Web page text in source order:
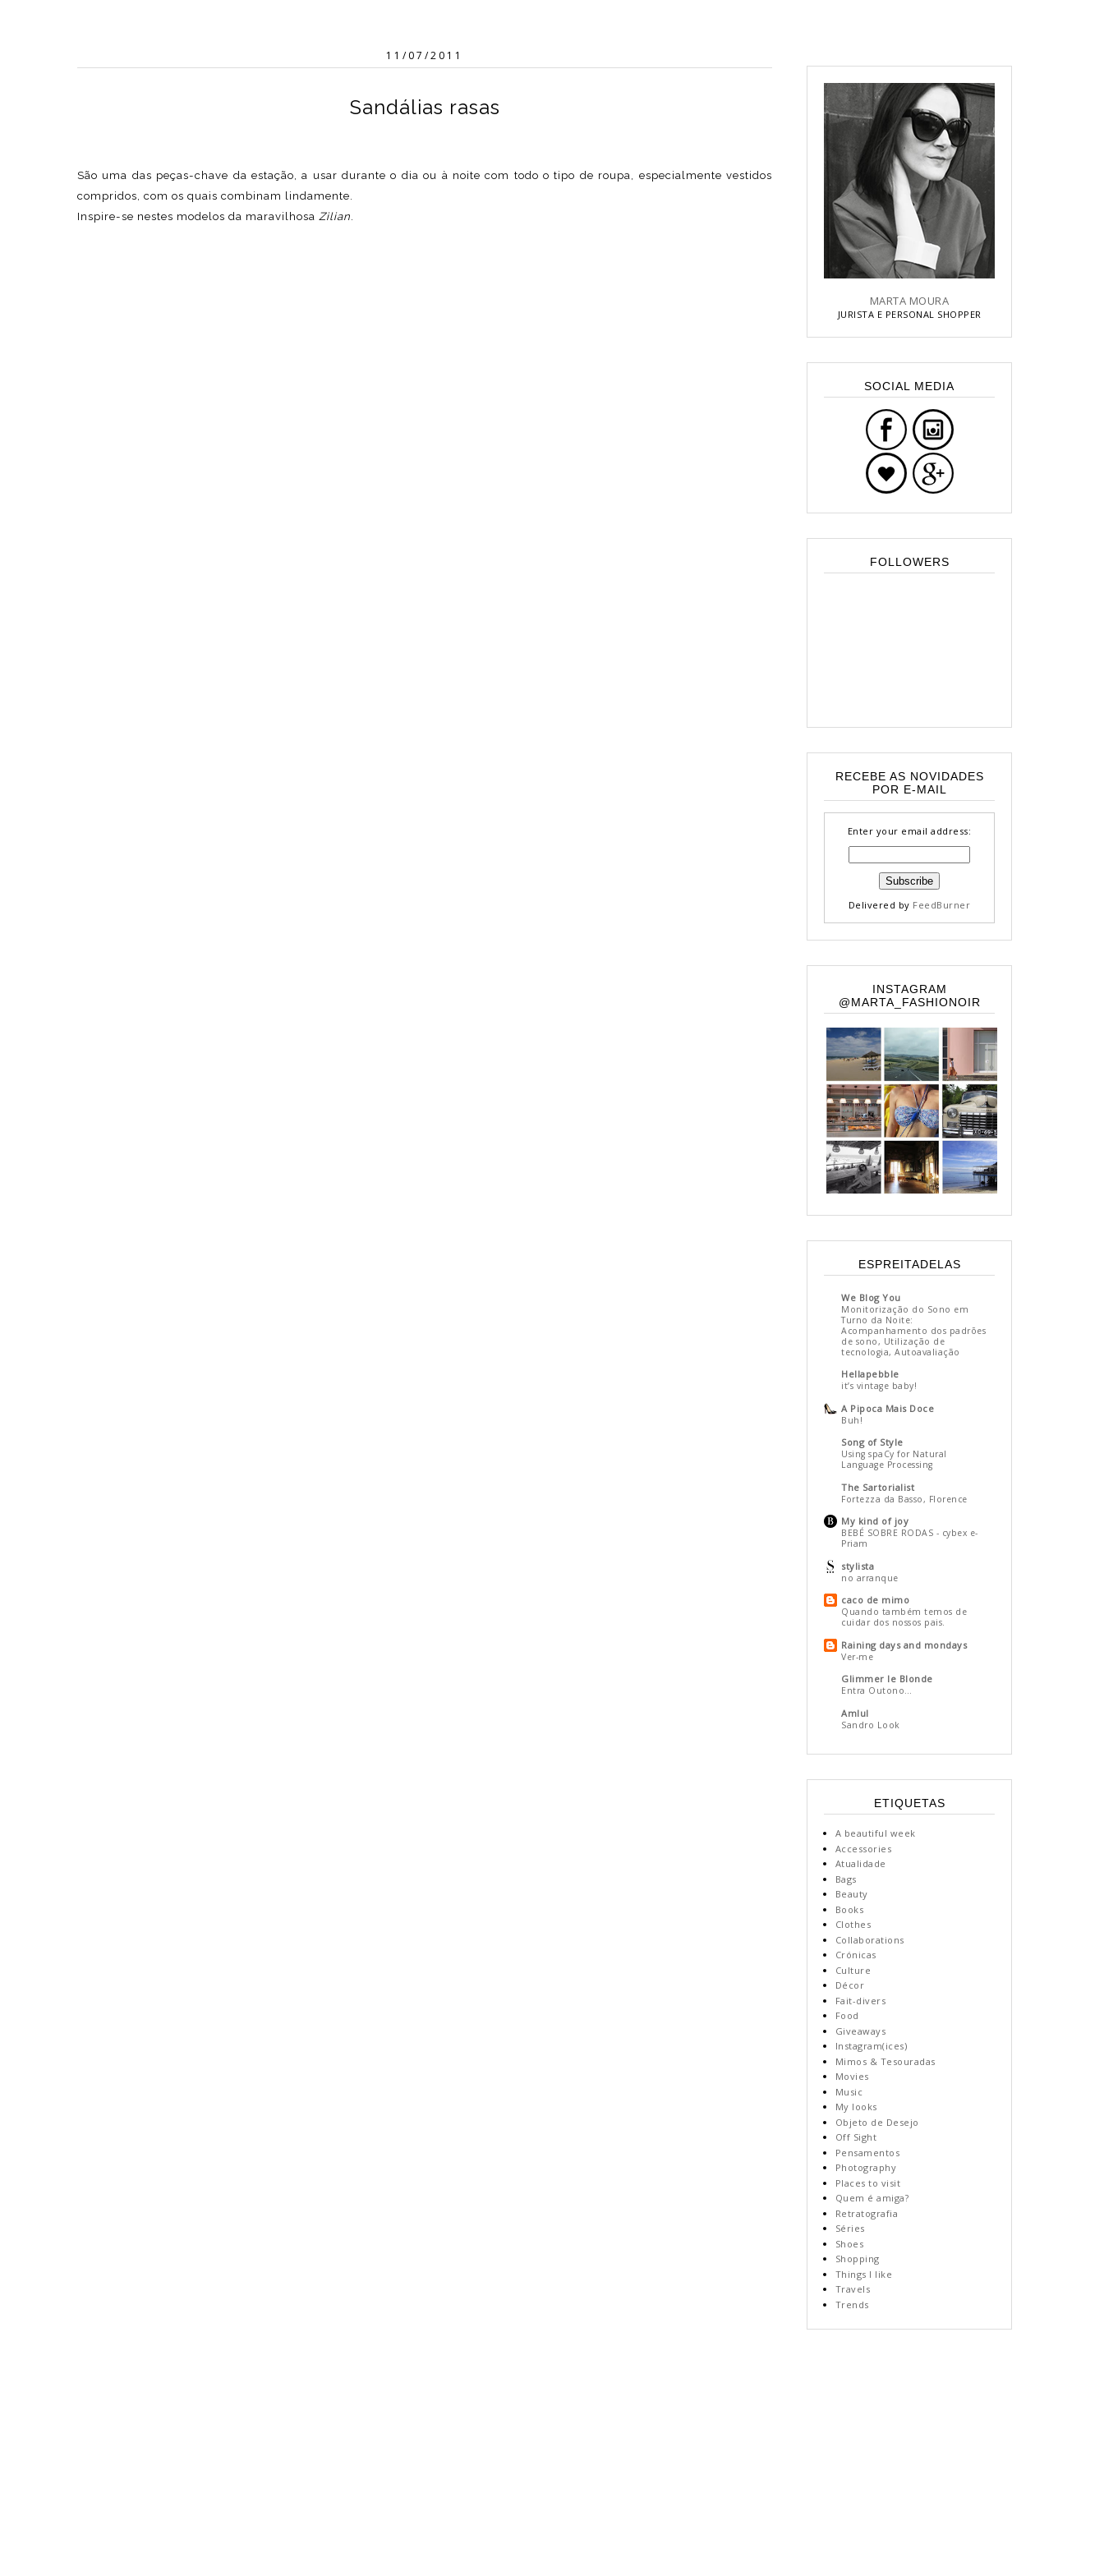
11/07/2011
Sandálias rasas
São uma das peças-chave da estação, a usar durante o dia ou à noite com todo o tipo de roupa, especialmente vestidos
compridos, com os quais combinam lindamente.
Inspire-se nestes modelos da maravilhosa Zilian.
MARTA MOURA
JURISTA E PERSONAL SHOPPER
SOCIAL MEDIA
FOLLOWERS
RECEBE AS NOVIDADES
POR E-MAIL
Enter your email address:
Delivered by FeedBurner
INSTAGRAM
@MARTA_FASHIONOIR
ESPREITADELAS
We Blog You
Monitorização do Sono em
Turno da Noite:
Acompanhamento dos padrões
de sono, Utilização de
tecnologia, Autoavaliação
Hellapebble
it’s vintage baby!
A Pipoca Mais Doce
Buh!
Song of Style
Using spaCy for Natural
Language Processing
The Sartorialist
Fortezza da Basso, Florence
My kind of joy
BEBÉ SOBRE RODAS - cybex e-
Priam
stylista
no arranque
caco de mimo
Quando também temos de
cuidar dos nossos pais.
Raining days and mondays
Ver-me
Glimmer le Blonde
Entra Outono…
Amlul
Sandro Look
ETIQUETAS
A beautiful week
Accessories
Atualidade
Bags
Beauty
Books
Clothes
Collaborations
Crónicas
Culture
Décor
Fait-divers
Food
Giveaways
Instagram(ices)
Mimos & Tesouradas
Movies
Music
My looks
Objeto de Desejo
Off Sight
Pensamentos
Photography
Places to visit
Quem é amiga?
Retratografia
Séries
Shoes
Shopping
Things I like
Travels
Trends